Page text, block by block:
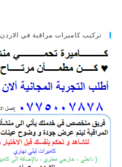
تركيب كاميرات مراقبة في الاردن